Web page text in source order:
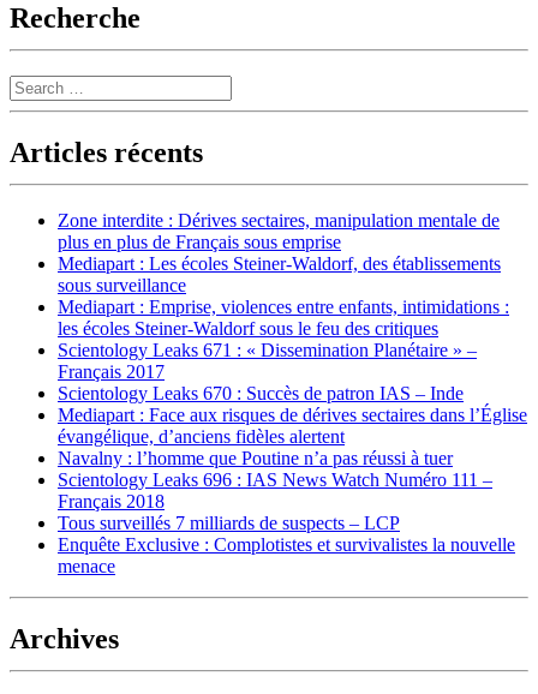
Recherche
Search
Articles récents
Zone interdite : Dérives sectaires, manipulation mentale de
plus en plus de Français sous emprise
Mediapart : Les écoles Steiner-Waldorf, des établissements
sous surveillance
Mediapart : Emprise, violences entre enfants, intimidations :
les écoles Steiner-Waldorf sous le feu des critiques
Scientology Leaks 671 : « Dissemination Planétaire » –
Français 2017
Scientology Leaks 670 : Succès de patron IAS – Inde
Mediapart : Face aux risques de dérives sectaires dans l’Église
évangélique, d’anciens fidèles alertent
Navalny : l’homme que Poutine n’a pas réussi à tuer
Scientology Leaks 696 : IAS News Watch Numéro 111 –
Français 2018
Tous surveillés 7 milliards de suspects – LCP
Enquête Exclusive : Complotistes et survivalistes la nouvelle
menace
Archives